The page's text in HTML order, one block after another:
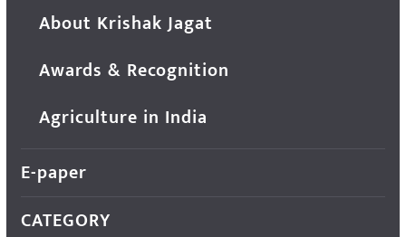
About Krishak Jagat
Awards & Recognition
Agriculture in India
E-paper
CATEGORY